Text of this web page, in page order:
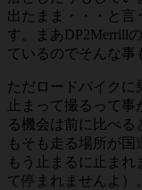
出たまま・・・と言
す。まあDP2Merrill
ているのでそんな事
ただロードバイクに
止まって撮るって事
る機会は前に比べる
もそも走る場所が
もう止まるに止まれ
て停まれませんよ）。